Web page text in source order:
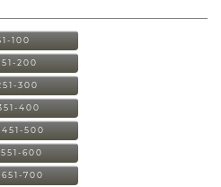
100
200
300
400
451-500
600
700